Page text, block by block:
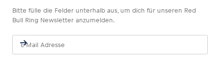
Bitte fülle die Felder unterhalb aus, um dich für unseren Red
Bull Ring Newsletter anzumelden.